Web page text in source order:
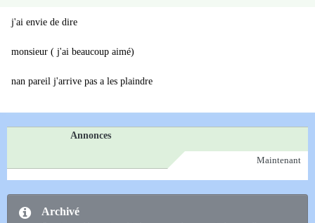
j'ai envie de dire
monsieur ( j'ai beaucoup aimé)
nan pareil j'arrive pas a les plaindre
Annonces
Maintenant
Archivé